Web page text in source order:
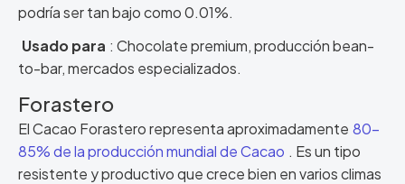
podría ser tan bajo como 0.01%.
Usado para : Chocolate premium, producción bean-
to-bar, mercados especializados.
Forastero
El Cacao Forastero representa aproximadamente 80-
85% de la producción mundial de Cacao . Es un tipo
resistente y productivo que crece bien en varios climas